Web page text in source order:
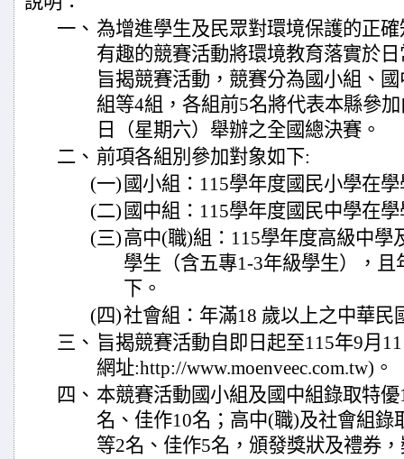
一、 為增進學生及民眾對環境保護的正
有趣的競賽活動將環境教育落實於
旨揭競賽活動，競賽分為國小組、
組等4組，各組前5名將代表本縣參
日（星期六）舉辦之全國總決賽。
二、 前項各組別參加對象如下:
(一) 國小組：115學年度國民小學在
(二) 國中組：115學年度國民中學在
(三)高中(職)組：115學年度高級中學
學生（含五專1-3年級學生），且
下。
(四)社會組：年滿18 歲以上之中華民
三、 旨揭競賽活動自即日起至115年9月
網址:http://www.moenveec.com.tw)。
四、 本競賽活動國小組及國中組錄取特
名、佳作10名；高中(職)及社會組錄
等2名、佳作5名，頒發獎狀及禮券